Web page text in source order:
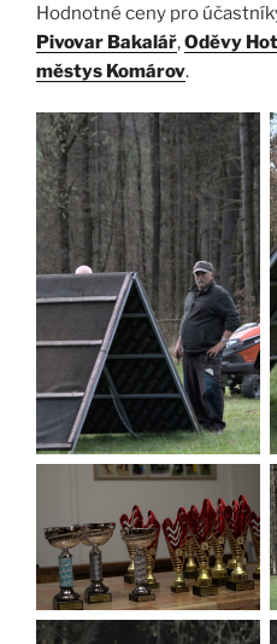
Hodnotné ceny pro
Pivovar Bakalář,Oděvy
městys Komárov.